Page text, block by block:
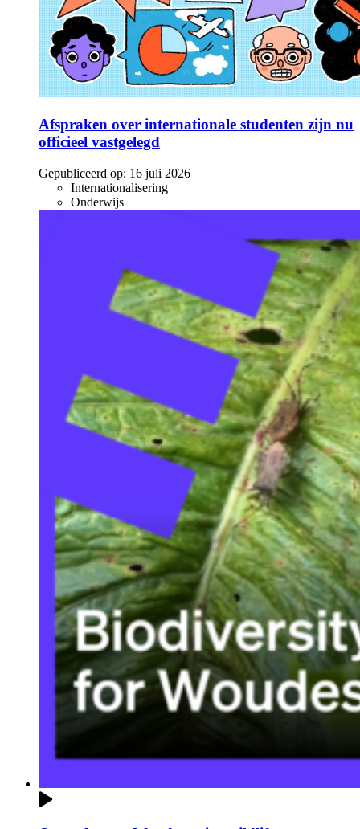
Afspraken over internationale studenten zijn nu
officieel vastgelegd
Gepubliceerd op: 16 juli 2026
Internationalisering
Onderwijs